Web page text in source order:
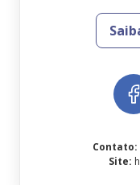
Contato:
Site: